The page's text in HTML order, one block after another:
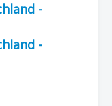
-
-